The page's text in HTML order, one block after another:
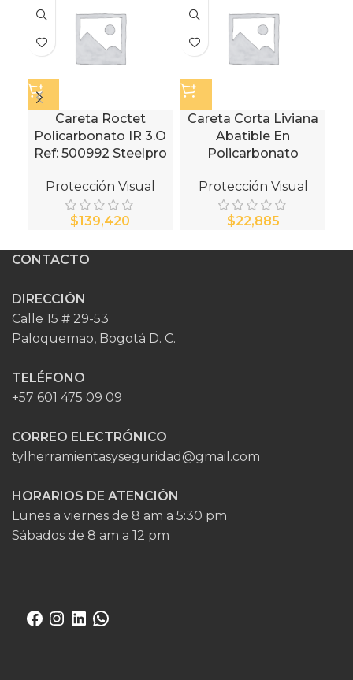
Careta Roctet
Policarbonato IR 3.O
Ref: 500992 Steelpro
Protección Visual
$
Careta Corta Liviana
Abatible En
Policarbonato
Protección Visual
$
CONTACTO
DIRECCIÓN
Calle 15 # 29-53
Paloquemao, Bogotá D. C.
TELÉFONO
+57 601 475 09 09
CORREO ELECTRÓNICO
tylherramientasyseguridad@gmail.com
HORARIOS DE ATENCIÓN
Lunes a viernes de 8 am a 5:30 pm
Sábados de 8 am a 12 pm